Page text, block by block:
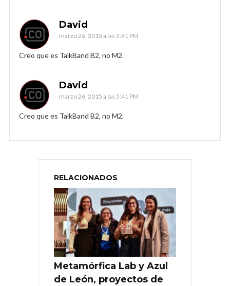
David
marzo 26, 2015 a las 5:41 PM
Creo que es TalkBand B2, no M2.
David
marzo 26, 2015 a las 5:41 PM
Creo que es TalkBand B2, no M2.
RELACIONADOS
Metamórfica Lab y Azul
de León, proyectos de